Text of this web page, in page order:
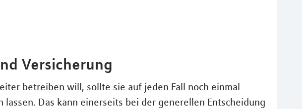
Versicherung
betreiben will, sollte sie auf jeden Fall noch einmal
Das kann einerseits bei der generellen Entscheidung